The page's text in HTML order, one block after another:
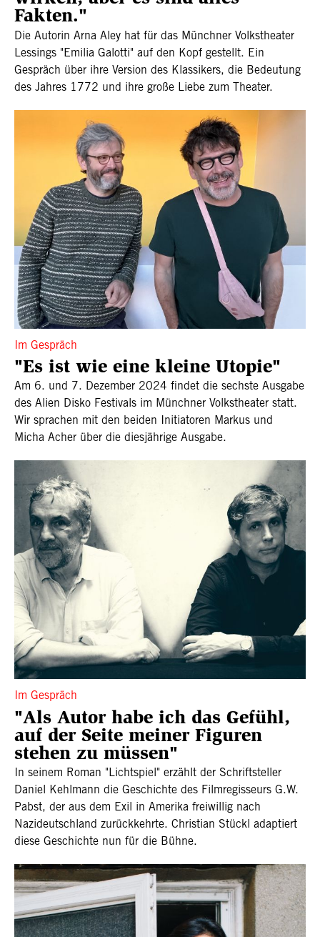
Fakten."
Die Autorin Arna Aley hat für das Münchner Volkstheater
Lessings "Emilia Galotti" auf den Kopf gestellt. Ein
Gespräch über ihre Version des Klassikers, die Bedeutung
des Jahres 1772 und ihre große Liebe zum Theater.
Im Gespräch
"Es ist wie eine kleine Utopie"
Am 6. und 7. Dezember 2024 findet die sechste Ausgabe
des Alien Disko Festivals im Münchner Volkstheater statt.
Wir sprachen mit den beiden Initiatoren Markus und
Micha Acher über die diesjährige Ausgabe.
Im Gespräch
"Als Autor habe ich das Gefühl,
auf der Seite meiner Figuren
stehen zu müssen"
In seinem Roman "Lichtspiel" erzählt der Schriftsteller
Daniel Kehlmann die Geschichte des Filmregisseurs G.W.
Pabst, der aus dem Exil in Amerika freiwillig nach
Nazideutschland zurückkehrte. Christian Stückl adaptiert
diese Geschichte nun für die Bühne.